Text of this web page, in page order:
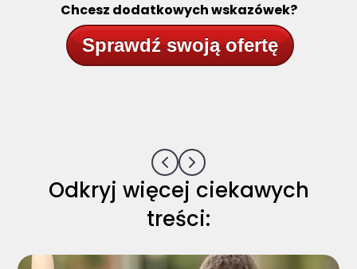
Odkryj więcej ciekawych
treści:
Chcesz dodatkowych wskazówek?
Sprawdź swoją ofertę